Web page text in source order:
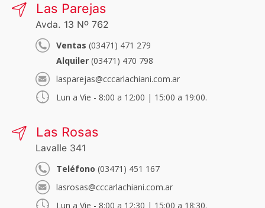
Las Parejas
Avda. 13 Nº 762
Ventas (03471) 471 279
Alquiler (03471) 470 798
lasparejas@cccarlachiani.com.ar
Lun a Vie - 8:00 a 12:00 | 15:00 a 19:00.
Las Rosas
Lavalle 341
Teléfono (03471) 451 167
lasrosas@cccarlachiani.com.ar
Lun a Vie - 8:00 a 12:30 | 15:00 a 18:30.